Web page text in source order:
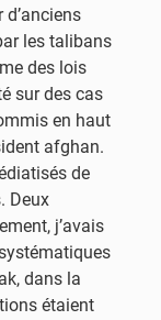
les talibans
des lois
sur des cas
en haut
afghan.
de
Deux
j’avais
dans la
étaient